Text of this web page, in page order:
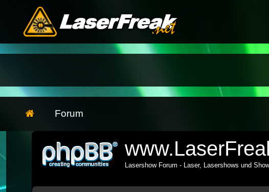
Forum
Lasershow Forum - Laser, Lasershows und